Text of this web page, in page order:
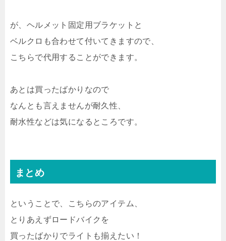
が、ヘルメット固定用ブラケットと
ベルクロも合わせて付いてきますので、
こちらで代用することができます。
あとは買ったばかりなので
なんとも言えませんが耐久性、
耐水性などは気になるところです。
まとめ
ということで、こちらのアイテム、
とりあえずロードバイクを
買ったばかりでライトも揃えたい！